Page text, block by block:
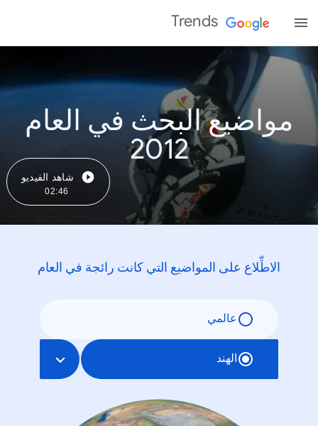
Trends
مواضيع البحث في العام
2012
شاهد الفيديو
02:46
الاطِّلاع على المواضيع التي كانت رائجة في العام
عالمي
الهند